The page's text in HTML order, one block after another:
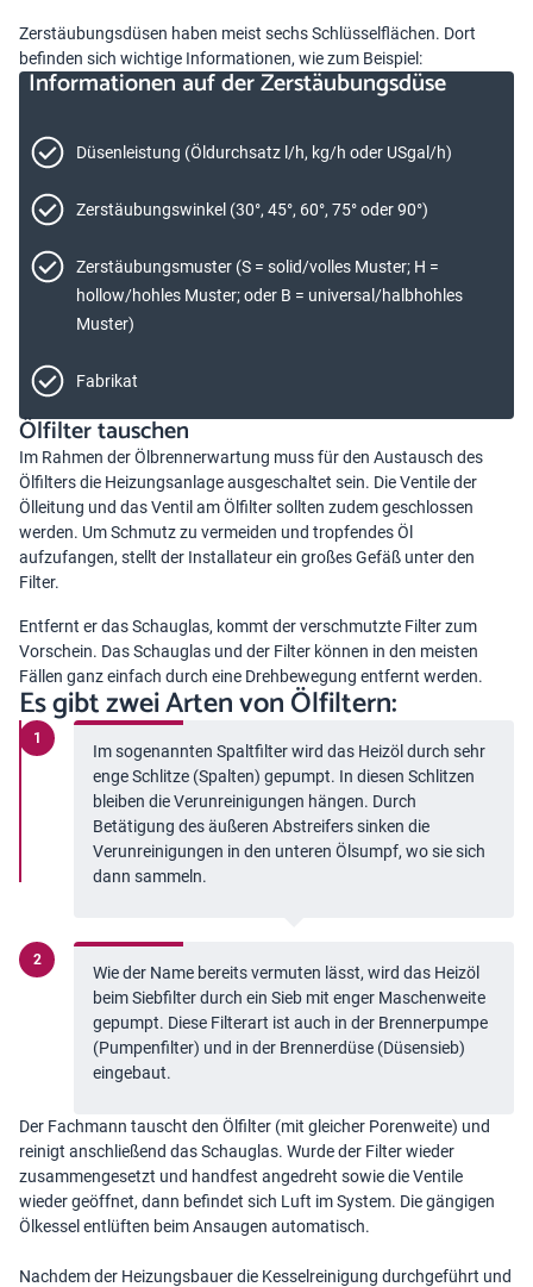
Zerstäubungsdüsen haben meist sechs Schlüsselflächen. Dort
befinden sich wichtige Informationen, wie zum Beispiel:
Informationen auf der Zerstäubungsdüse
Düsenleistung (Öldurchsatz l/h, kg/h oder USgal/h)
Zerstäubungswinkel (30°, 45°, 60°, 75° oder 90°)
Zerstäubungsmuster (S = solid/volles Muster; H =
hollow/hohles Muster; oder B = universal/halbhohles
Muster)
Fabrikat
Ölfilter tauschen
Im Rahmen der Ölbrennerwartung muss für den Austausch des
Ölfilters die Heizungsanlage ausgeschaltet sein. Die Ventile der
Ölleitung und das Ventil am Ölfilter sollten zudem geschlossen
werden. Um Schmutz zu vermeiden und tropfendes Öl
aufzufangen, stellt der Installateur ein großes Gefäß unter den
Filter.
Entfernt er das Schauglas, kommt der verschmutzte Filter zum
Vorschein. Das Schauglas und der Filter können in den meisten
Fällen ganz einfach durch eine Drehbewegung entfernt werden.
Es gibt zwei Arten von Ölfiltern:
Im sogenannten Spaltfilter wird das Heizöl durch sehr
enge Schlitze (Spalten) gepumpt. In diesen Schlitzen
bleiben die Verunreinigungen hängen. Durch
Betätigung des äußeren Abstreifers sinken die
Verunreinigungen in den unteren Ölsumpf, wo sie sich
dann sammeln.
Wie der Name bereits vermuten lässt, wird das Heizöl
beim Siebfilter durch ein Sieb mit enger Maschenweite
gepumpt. Diese Filterart ist auch in der Brennerpumpe
(Pumpenfilter) und in der Brennerdüse (Düsensieb)
eingebaut.
Der Fachmann tauscht den Ölfilter (mit gleicher Porenweite) und
reinigt anschließend das Schauglas. Wurde der Filter wieder
zusammengesetzt und handfest angedreht sowie die Ventile
wieder geöffnet, dann befindet sich Luft im System. Die gängigen
Ölkessel entlüften beim Ansaugen automatisch.
Nachdem der Heizungsbauer die Kesselreinigung durchgeführt und